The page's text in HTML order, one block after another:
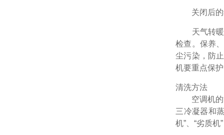
关闭后的
天气转暖，
检查。保养
尘污染，防
机要重点保
清洗方法
空调机的清
三冷凝器和
机”、“劣质